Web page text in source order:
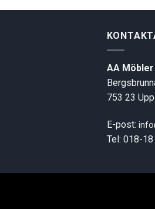
AA Möbler
753 23
E-post:
Tel: 018-18